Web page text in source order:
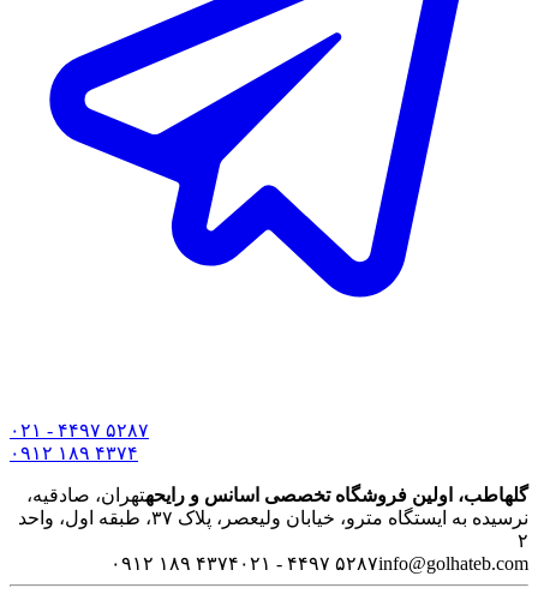
۰۲۱ - ۴۴۹۷ ۵۲۸۷
۰۹۱۲ ۱۸۹ ۴۳۷۴
گلهاطب، اولین فروشگاه تخصصی اسانس و رایحهتهران، صادقیه،
نرسیده به ایستگاه مترو، خیابان ولیعصر، پلاک ۳۷، طبقه اول، واحد
۲
info@golhateb.com۰۲۱ - ۴۴۹۷ ۵۲۸۷ ۰۹۱۲ ۱۸۹ ۴۳۷۴